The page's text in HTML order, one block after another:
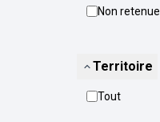
Non retenue
Territoire
Tout